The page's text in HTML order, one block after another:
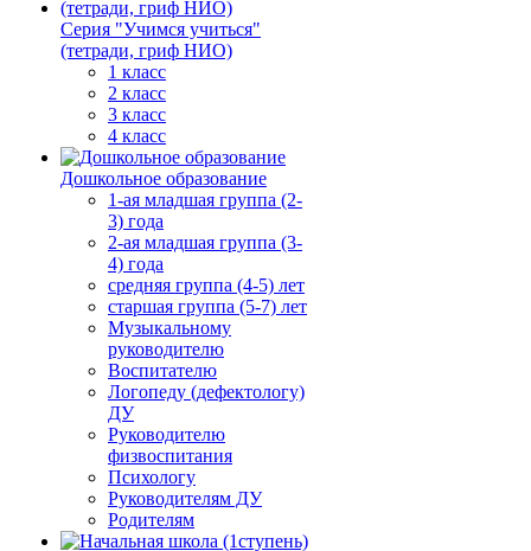
Серия "Учимся учиться"
(тетради, гриф НИО)
1 класс
2 класс
3 класс
4 класс
Дошкольное образование
1-ая младшая группа (2-
3) года
2-ая младшая группа (3-
4) года
средняя группа (4-5) лет
старшая группа (5-7) лет
Музыкальному
руководителю
Воспитателю
Логопеду (дефектологу)
ДУ
Руководителю
физвоспитания
Психологу
Руководителям ДУ
Родителям